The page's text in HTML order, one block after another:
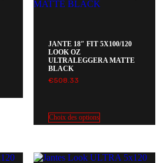
JANTE 18″ FIT 5X100/120
LOOK OZ
ULTRALEGGERA MATTE
BLACK
€508.33
Choix des options